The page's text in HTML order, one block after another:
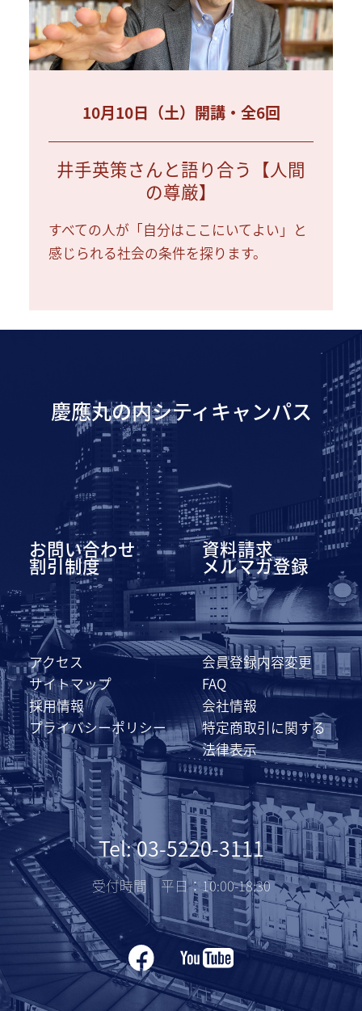
10月10日（土）開講・全6回
井手英策さんと語り合う【人間
の尊厳】
すべての人が「自分はここにいてよい」と
感じられる社会の条件を探ります。
慶應丸の内シティキャンパス
お問い合わせ 資料請求
割引制度 メルマガ登録
アクセス
会員登録内容変更
サイトマップ
FAQ
採用情報
会社情報
プライバシーポリシー
特定商取引に関する
法律表示
Tel: 03-5220-3111
受付時間 平日：10:00-18:30